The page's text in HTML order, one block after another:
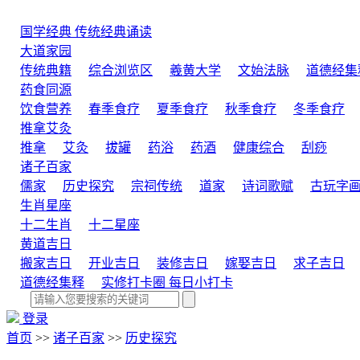
国学经典 传统经典诵读
大道家园
传统典籍
综合浏览区 羲黄大学 文始法脉
道德经集
药食同源
饮食营养
春季食疗 夏季食疗 秋季食疗 冬季食疗
推拿艾灸
推拿
艾灸 拔罐 药浴 药酒 健康综合
刮痧
诸子百家
儒家
历史探究 宗祠传统 道家 诗词歌赋 古玩字画
生肖星座
十二生肖
十二星座
黄道吉日
搬家吉日
开业吉日 装修吉日 嫁娶吉日
求子吉日
道德经集释
实修打卡圈 每日小打卡
登录
首页 >> 诸子百家 >> 历史探究